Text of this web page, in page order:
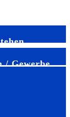
/ Gewerbe